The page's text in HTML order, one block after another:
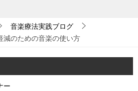
音楽療法実践ブログ
減のための音楽の使い方
ー